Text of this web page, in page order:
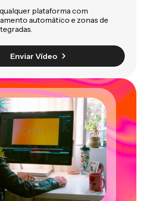
plataforma com
automático e zonas de
Enviar Vídeo